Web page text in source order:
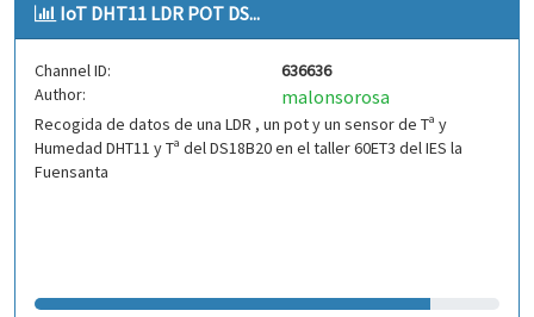
IoT DHT11 LDR POT DS...
Channel ID:
636636
Author:
malonsorosa
Recogida de datos de una LDR , un pot y un sensor de Tª y
Humedad DHT11 y Tª del DS18B20 en el taller 60ET3 del IES la
Fuensanta